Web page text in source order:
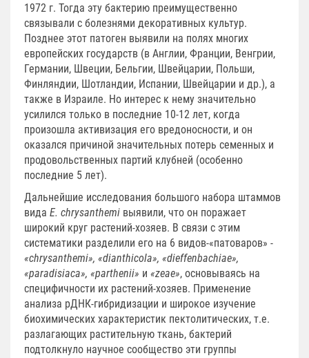
1972 г. Тогда эту бактерию преимущественно
связывали с болезнями декоративных культур.
Позднее этот патоген выявили на полях многих
европейских государств (в Англии, Франции, Венгрии,
Германии, Швеции, Бельгии, Швейцарии, Польши,
Финляндии, Шотландии, Испании, Швейцарии и др.), а
также в Израиле. Но интерес к нему значительно
усилился только в последние 10-12 лет, когда
произошла активизация его вредоносности, и он
оказался причиной значительных потерь семенных и
продовольственных партий клубней (особенно
последние 5 лет).
Дальнейшие исследования большого набора штаммов
вида E. chrysanthemi выявили, что он поражает
широкий круг растений-хозяев. В связи с этим
систематики разделили его на 6 видов-«патоваров» -
«chrysanthemi», «dianthicola», «dieffenbachiae»,
«paradisiaca», «parthenii» и «zeae», основываясь на
специфичности их растений-хозяев. Применение
анализа рДНК-гибридизации и широкое изучение
биохимических характеристик пектолитических, т.е.
разлагающих растительную ткань, бактерий
подтолкнуло научное сообщество эти группы